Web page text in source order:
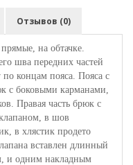
Отзывов (0)
на обтачке.
шва передних частей
концам пояса. Пояса с
с боковыми карманами,
Правая часть брюк с
в шов
в хлястик продето
вставлен длинный
и одним накладным